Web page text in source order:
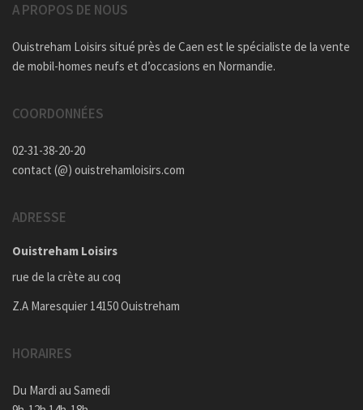
A PROPOS DE NOUS
Ouistreham Loisirs situé près de Caen est le spécialiste de la vente
de mobil-homes neufs et d’occasions en Normandie.
COORDONNÉES
02-31-38-20-20
contact (@) ouistrehamloisirs.com
ADRESSE
Ouistreham Loisirs
rue de la crète au coq
Z.A Maresquier 14150 Ouistreham
HORAIRES
Du Mardi au Samedi